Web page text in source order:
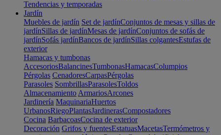
Tendencias y temporadas
Jardín
Muebles de jardín Set de jardínConjuntos de mesas y sillas de
jardínSillas de jardínMesas de jardínConjuntos de sofás de
jardínSofás jardínBancos de jardínSillas colgantesEstufas de
exterior
Hamacas y tumbonas
AccesoriosBalancinesTumbonasHamacasColumpios
Pérgolas CenadoresCarpasPérgolas
Parasoles SombrillasParasolesToldos
Almacenamiento ArmariosArcones
Jardinería MaquinariaHuertos
UrbanosRiegoPlantasJardinerasCompostadores
Cocina BarbacoasCocina de exterior
Decoración Grifos y fuentesEstatuasMacetasTermómetros y